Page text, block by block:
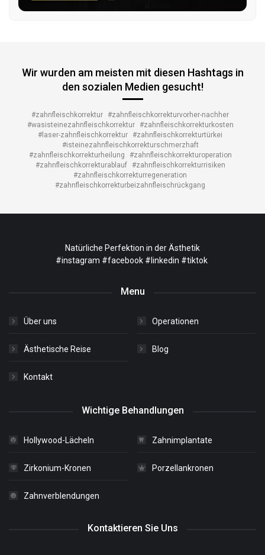
Wir wurden am meisten mit diesen Hashtags in
den sozialen Medien gesucht!
#zahnfleischkorrektur #zahnfleischkorrekturvorher-nachher
#wasisteinezahnfleischkorrektur
#zahnfleischkorrekturkosten
#laser-zahnfleischkorrektur #zahnfleischkorrekturtürkei
#isteinezahnfleischkorrekturschmerzhaft
#zahnfleischkorrekturheilung
#zahnfleischkorrekturoperation
#zahnfleischkorrekturablauf
#zahnfleischkorrekturrisiken
#zahnfleischkorrekturregeneration
#zahnfleischkorrekturbeizahnfleischrückgang
Natürliche Perfektion in der Ästhetik
#instagram #facebook #linkedin #tiktok
Menu
Über uns Operationen
Ästhetische Reise Blog
Kontakt
Wichtige Behandlungen
Hollywood-Lächeln Zahnimplantate
Zirkonium-Kronen Porzellankronen
Zahnverblendungen
Kontaktieren Sie Uns